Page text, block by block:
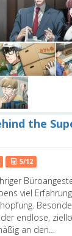
the
5/12
viel
endlose,
an den…